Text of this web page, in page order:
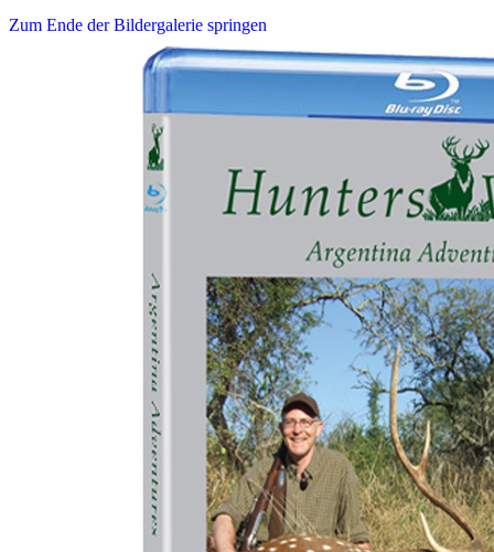
Zum Ende der Bildergalerie springen
Zum Anfang der Bildergalerie springen
17010210